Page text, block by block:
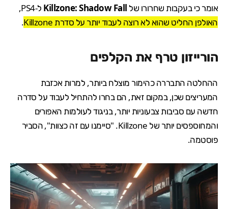
אומר כי בעקבות שחרורו של Killzone: Shadow Fall ל-PS4,
האולפן החליט שהוא לא רוצה לעבוד יותר על סדרת Killzone
.
הורייזון טרף את הקלפים
ההחלטה התבררה כהימור מוצלח ביותר, למרות אכזבת
המעריצים שכן, במקום זאת, הם בחרו להתחיל לעבוד על סדרה
חדשה עם סביבות צבעוניות יותר, בניגוד לעולמות האפורים
והמחוספסים יותר של Killzone. "סיימנו עם זה כצוות", הסביר
פוסטמה.